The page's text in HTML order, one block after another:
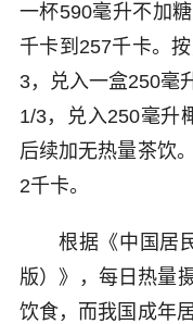
一杯590毫升不加
千卡到257千卡。
3，兑入一盒250毫
1/3，兑入250毫升
后续加无热量茶饮
2千卡。
根据《中国居
版）》，每日热量
饮食，而我国成年